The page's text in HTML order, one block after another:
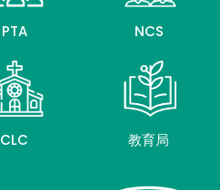
PTA NCS
CLC 教育局